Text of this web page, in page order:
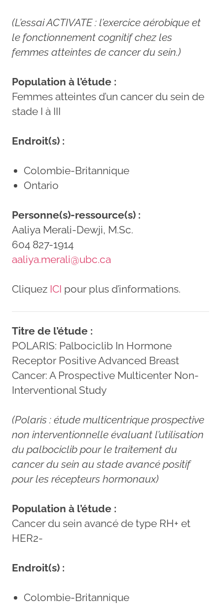
(L’essai ACTIVATE : l’exercice aérobique et
le fonctionnement cognitif chez les
femmes atteintes de cancer du sein.)
Population à l’étude :
Femmes atteintes d’un cancer du sein de
stade I à III
Endroit(s) :
Colombie-Britannique
Ontario
Personne(s)-ressource(s) :
Aaliya Merali-Dewji, M.Sc.
604 827-1914
aaliya.merali@ubc.ca
Cliquez ICI pour plus d’informations.
Titre de l’étude :
POLARIS: Palbociclib In Hormone
Receptor Positive Advanced Breast
Cancer: A Prospective Multicenter Non-
Interventional Study
(Polaris : étude multicentrique prospective
non interventionnelle évaluant l’utilisation
du palbociclib pour le traitement du
cancer du sein au stade avancé positif
pour les récepteurs hormonaux)
Population à l’étude :
Cancer du sein avancé de type RH+ et
HER2-
Endroit(s) :
Colombie-Britannique